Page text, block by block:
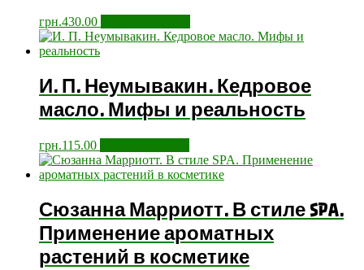
грн.430.00
И. П. Неумывакин. Кедровое
масло. Мифы и реальность
грн.115.00
Сюзанна Марриотт. В стиле SPA.
Применение ароматных
растений в косметике